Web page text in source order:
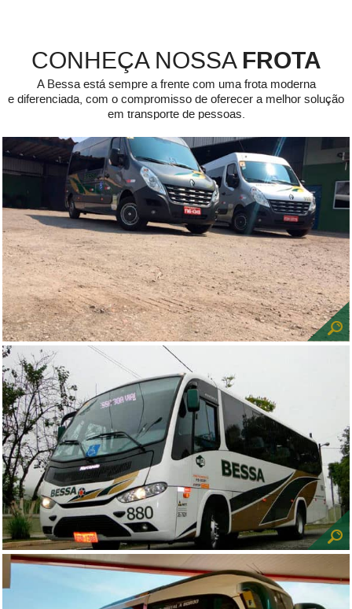
CONHEÇA NOSSA FROTA
A Bessa está sempre a frente com uma frota moderna
e diferenciada, com o compromisso de oferecer a melhor solução
em transporte de pessoas.